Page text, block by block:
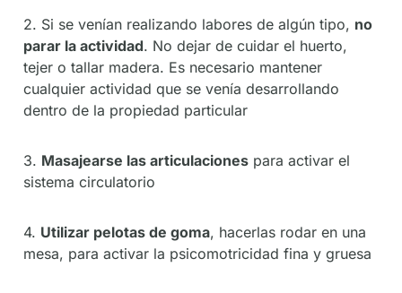
2. Si se venían realizando labores de algún tipo, no
parar la actividad. No dejar de cuidar el huerto,
tejer o tallar madera. Es necesario mantener
cualquier actividad que se venía desarrollando
dentro de la propiedad particular
3. Masajearse las articulaciones para activar el
sistema circulatorio
4. Utilizar pelotas de goma, hacerlas rodar en una
mesa, para activar la psicomotricidad fina y gruesa